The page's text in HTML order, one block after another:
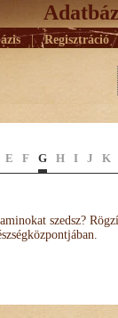
| Regisztráció
E F G H I J K
szedsz?